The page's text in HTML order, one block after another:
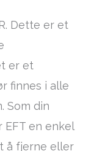
Dette er et
er et
finnes i alle
Som din
EFT en enkel
å fjerne eller